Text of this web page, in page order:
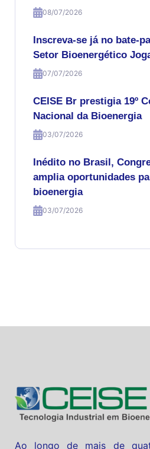
08/07/2026
Inscreva-se já no bate-
Setor Bioenergético
07/07/2026
CEISE Br prestigia 19º
Nacional da Bioenergia
03/07/2026
Inédito no Brasil,
amplia oportunidades
bioenergia
03/07/2026
Ao longo de mais de